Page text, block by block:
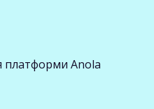
платформи Anola